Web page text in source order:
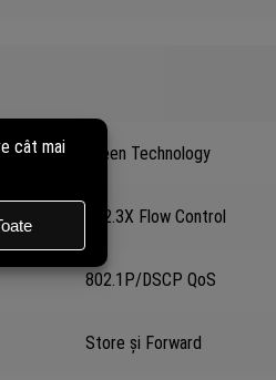
Green Technology
802.3X Flow Control
802.1P/DSCP QoS
Store și Forward